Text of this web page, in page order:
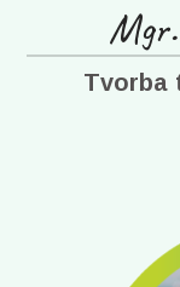
Tvorba